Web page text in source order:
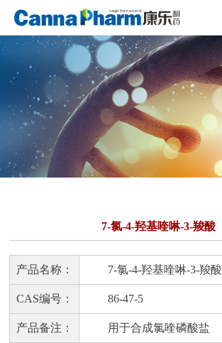
7-氯-4-羟基喹啉-3-羧酸
产品名称： 7-氯-4-羟基喹啉-3-羧酸
CAS编号： 86-47-5
产品备注： 用于合成氯喹磷酸盐